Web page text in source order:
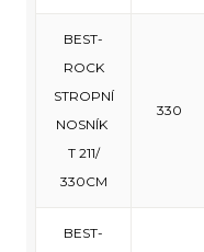
BEST-
ROCK
STROPNÍ
NOSNÍK
T 211/
330CM
330
BEST-